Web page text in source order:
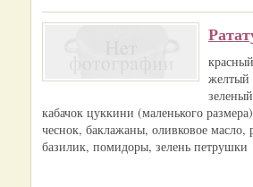
желтый
кабачок цуккини (маленького
чеснок, баклажаны, оливковое масло,
базилик, помидоры, зелень петрушки